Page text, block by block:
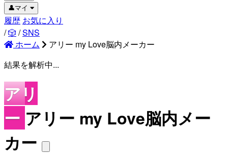
👤マイ
履歴 お気に入り
/🎲 /SNS
ホーム
アリー my Love脳内メーカー
結果を解析中...
アリ
ー アリー my Love脳内メー
カー